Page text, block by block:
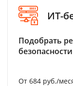
ИТ-
Подобрать
От 684 руб./